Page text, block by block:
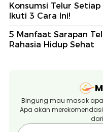
Konsumsi Telur
Ikuti 3 Cara Ini!
5 Manfaat Sarapan
Rahasia Hidup Sehat
Bingung mau masak
Apa akan